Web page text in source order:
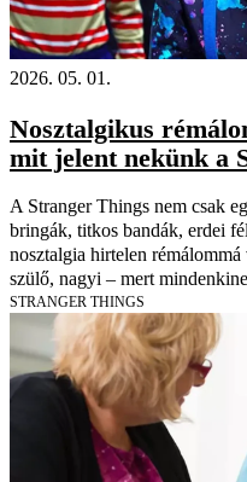
2026. 05. 01.
Nosztalgikus
mit jelent nekünk a
A Stranger Things nem csak
bringák, titkos bandák, erdei
nosztalgia hirtelen
szülő, nagyi – mert
STRANGER THINGS